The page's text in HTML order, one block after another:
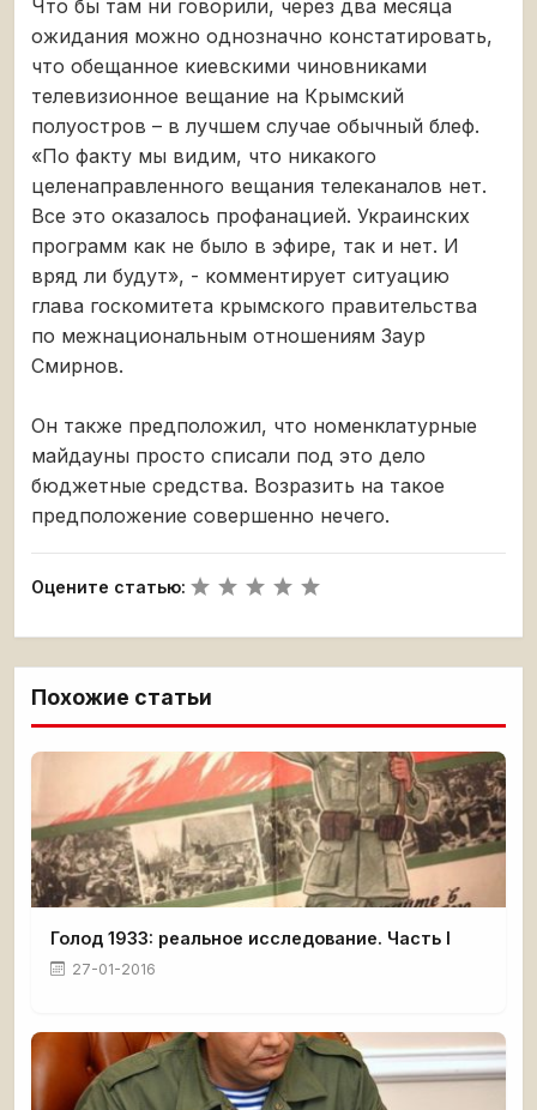
Что бы там ни говорили, через два месяца
ожидания можно однозначно констатировать,
что обещанное киевскими чиновниками
телевизионное вещание на Крымский
полуостров – в лучшем случае обычный блеф.
«По факту мы видим, что никакого
целенаправленного вещания телеканалов нет.
Все это оказалось профанацией. Украинских
программ как не было в эфире, так и нет. И
вряд ли будут», - комментирует ситуацию
глава госкомитета крымского правительства
по межнациональным отношениям Заур
Смирнов.
Он также предположил, что номенклатурные
майдауны просто списали под это дело
бюджетные средства. Возразить на такое
предположение совершенно нечего.
Оцените статью:
Похожие статьи
Голод 1933: реальное исследование. Часть I
27-01-2016